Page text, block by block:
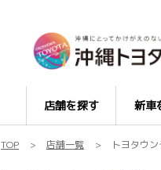
店舗を探す 新車
TOP 店舗一覧 トヨタウ